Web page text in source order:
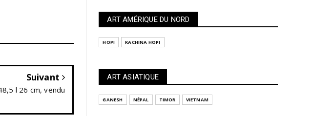
Suivant
l 26 cm, vendu
ART AMÉRIQUE DU NORD
HOPI KACHINA HOPI
ART ASIATIQUE
GANESH NÉPAL TIMOR VIETNAM